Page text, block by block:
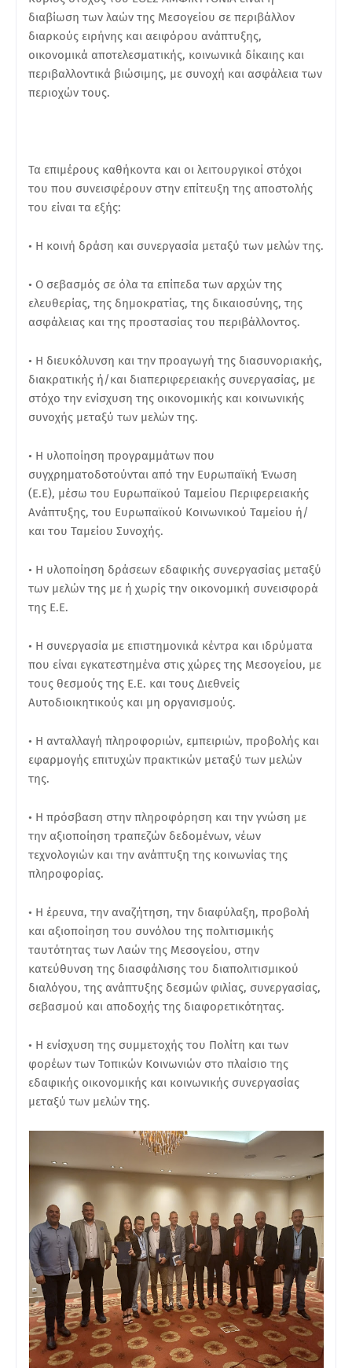
διαβίωση των λαών της Μεσογείου σε περιβάλλον
διαρκούς ειρήνης και αειφόρου ανάπτυξης,
οικονομικά αποτελεσματικής, κοινωνικά δίκαιης και
περιβαλλοντικά βιώσιμης, με συνοχή και ασφάλεια των
περιοχών τους.
Τα επιμέρους καθήκοντα και οι λειτουργικοί στόχοι
του που συνεισφέρουν στην επίτευξη της αποστολής
του είναι τα εξής:
• Η κοινή δράση και συνεργασία μεταξύ των μελών της.
• Ο σεβασμός σε όλα τα επίπεδα των αρχών της
ελευθερίας, της δημοκρατίας, της δικαιοσύνης, της
ασφάλειας και της προστασίας του περιβάλλοντος.
• Η διευκόλυνση και την προαγωγή της διασυνοριακής,
διακρατικής ή/και διαπεριφερειακής συνεργασίας, με
στόχο την ενίσχυση της οικονομικής και κοινωνικής
συνοχής μεταξύ των μελών της.
• Η υλοποίηση προγραμμάτων που
συγχρηματοδοτούνται από την Ευρωπαϊκή Ένωση
(Ε.Ε), μέσω του Ευρωπαϊκού Ταμείου Περιφερειακής
Ανάπτυξης, του Ευρωπαϊκού Κοινωνικού Ταμείου ή/
και του Ταμείου Συνοχής.
• Η υλοποίηση δράσεων εδαφικής συνεργασίας μεταξύ
των μελών της με ή χωρίς την οικονομική συνεισφορά
της Ε.Ε.
• Η συνεργασία με επιστημονικά κέντρα και ιδρύματα
που είναι εγκατεστημένα στις χώρες της Μεσογείου, με
τους θεσμούς της Ε.Ε. και τους Διεθνείς
Αυτοδιοικητικούς και μη οργανισμούς.
• Η ανταλλαγή πληροφοριών, εμπειριών, προβολής και
εφαρμογής επιτυχών πρακτικών μεταξύ των μελών
της.
• Η πρόσβαση στην πληροφόρηση και την γνώση με
την αξιοποίηση τραπεζών δεδομένων, νέων
τεχνολογιών και την ανάπτυξη της κοινωνίας της
πληροφορίας.
• Η έρευνα, την αναζήτηση, την διαφύλαξη, προβολή
και αξιοποίηση του συνόλου της πολιτισμικής
ταυτότητας των Λαών της Μεσογείου, στην
κατεύθυνση της διασφάλισης του διαπολιτισμικού
διαλόγου, της ανάπτυξης δεσμών φιλίας, συνεργασίας,
σεβασμού και αποδοχής της διαφορετικότητας.
• Η ενίσχυση της συμμετοχής του Πολίτη και των
φορέων των Τοπικών Κοινωνιών στο πλαίσιο της
εδαφικής οικονομικής και κοινωνικής συνεργασίας
μεταξύ των μελών της.